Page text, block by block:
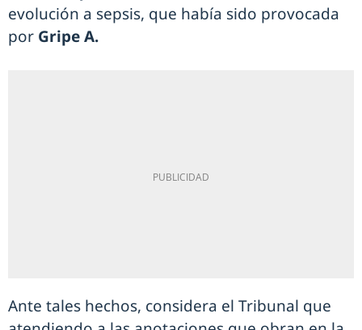
evolución a sepsis, que había sido provocada
por Gripe A.
Ante tales hechos, considera el Tribunal que